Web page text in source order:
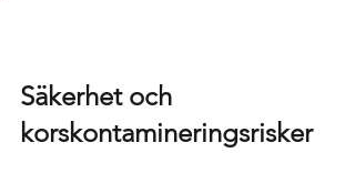
Säkerhet och
korskontamineringsrisker